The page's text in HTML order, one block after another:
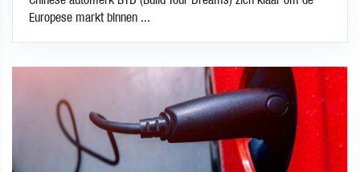
Europese markt binnen ...